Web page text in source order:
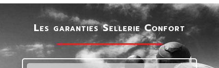
Les garanties Sellerie Confort